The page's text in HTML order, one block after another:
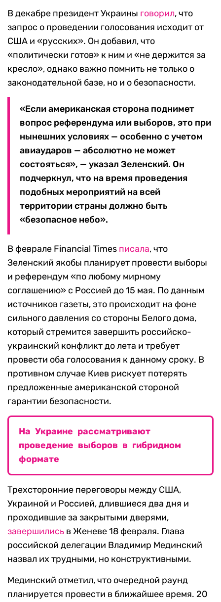
В декабре президент Украины говорил, что
запрос о проведении голосования исходит от
США и «русских». Он добавил, что
«политически готов» к ним и «не держится за
кресло», однако важно помнить не только о
законодательной базе, но и о безопасности.
«Если американская сторона поднимет
вопрос референдума или выборов, это при
нынешних условиях — особенно с учетом
авиаударов — абсолютно не может
состояться», — указал Зеленский. Он
подчеркнул, что на время проведения
подобных мероприятий на всей
территории страны должно быть
«безопасное небо».
В феврале Financial Times писала, что
Зеленский якобы планирует провести выборы
и референдум «по любому мирному
соглашению» с Россией до 15 мая. По данным
источников газеты, это происходит на фоне
сильного давления со стороны Белого дома,
который стремится завершить российско-
украинский конфликт до лета и требует
провести оба голосования к данному сроку. В
противном случае Киев рискует потерять
предложенные американской стороной
гарантии безопасности.
На Украине рассматривают
проведение выборов в гибридном
формате
Трехсторонние переговоры между США,
Украиной и Россией, длившиеся два дня и
проходившие за закрытыми дверями,
завершились в Женеве 18 февраля. Глава
российской делегации Владимир Мединский
назвал их трудными, но конструктивными.
Мединский отметил, что очередной раунд
планируется провести в ближайшее время. 20